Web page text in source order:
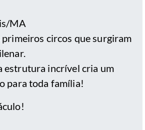
MA
circos que surgiram
estrutura incrível cria um
para toda família!